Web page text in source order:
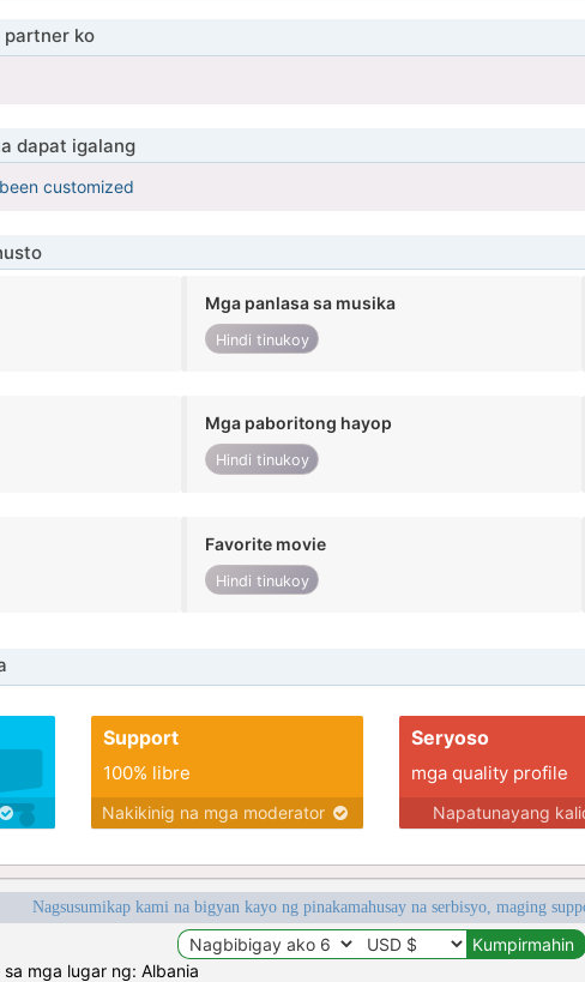
partner ko
dapat igalang
customized
Mga panlasa sa musika
Hindi tinukoy
Mga paboritong hayop
Hindi tinukoy
Favorite movie
Hindi tinukoy
Support
100% libre
Nakikinig na mga moderator
Seryoso
mga quality profile
Napatunayang
Nagsusumikap kami na bigyan kayo ng pinakamahusay na serbisyo, maging
mga lugar ng: Albania